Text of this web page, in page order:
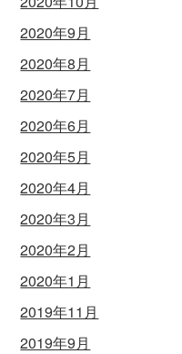
2020年9月
2020年8月
2020年7月
2020年6月
2020年5月
2020年4月
2020年3月
2020年2月
2020年1月
2019年11月
2019年9月